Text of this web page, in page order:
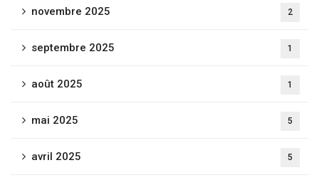
novembre 2025 2
septembre 2025 1
août 2025 1
mai 2025 5
avril 2025 5